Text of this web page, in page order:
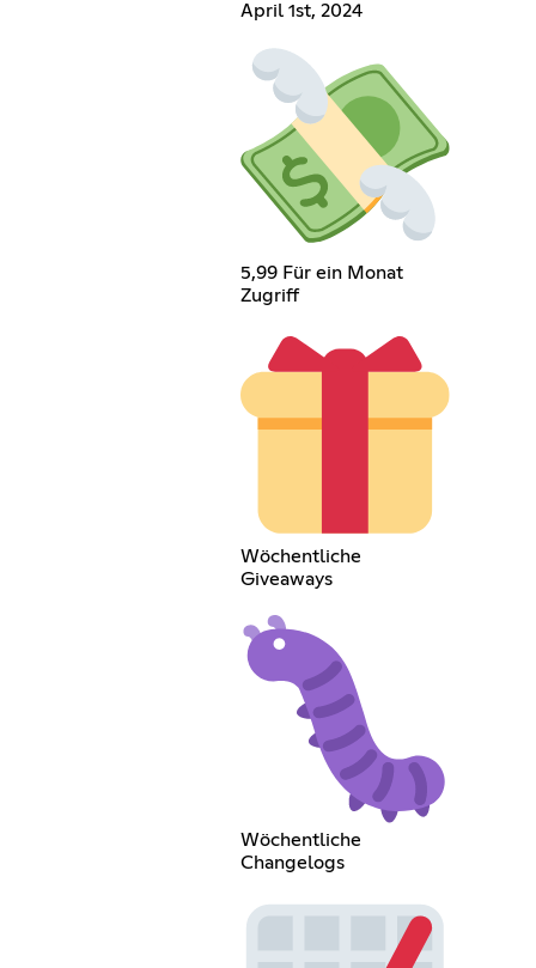
April 1st, 2024
5,99 Für ein Monat
Zugriff
Wöchentliche
Giveaways
Wöchentliche
Changelogs